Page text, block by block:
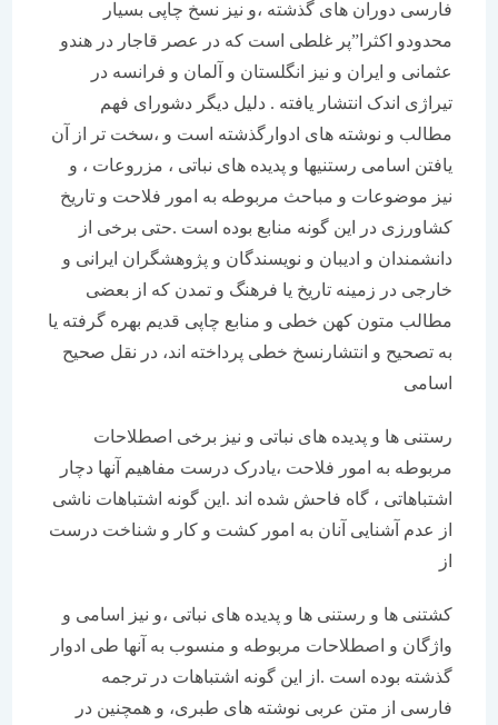
فارسی دوران های گذشته ،و نیز نسخ چاپی بسیار
محدودو اکثرا”پر غلطی است که در عصر قاجار در هندو
عثمانی و ایران و نیز انگلستان و آلمان و فرانسه در
تیراژی اندک انتشار یافته . دلیل دیگر دشورای فهم
مطالب و نوشته های ادوارگذشته است و ،سخت تر از آن
یافتن اسامی رستنیها و پدیده های نباتی ، مزروعات ، و
نیز موضوعات و مباحث مربوطه به امور فلاحت و تاریخ
کشاورزی در این گونه منابع بوده است .حتی برخی از
دانشمندان و ادیبان و نویسندگان و پژوهشگران ایرانی و
خارجی در زمینه تاریخ یا فرهنگ و تمدن که از بعضی
مطالب متون کهن خطی و منابع چاپی قدیم بهره گرفته یا
به تصحیح و انتشارنسخ خطی پرداخته اند، در نقل صحیح
رستنی ها و پدیده های نباتی و نیز برخی اصطلاحات
مربوطه به امور فلاحت ،یادرک درست مفاهیم آنها دچار
اشتباهاتی ، گاه فاحش شده اند .این گونه اشتباهات ناشی
از عدم آشنایی آنان به امور کشت و کار و شناخت درست
کشتنی ها و رستنی ها و پدیده های نباتی ،و نیز اسامی و
واژگان و اصطلاحات مربوطه و منسوب به آنها طی ادوار
گذشته بوده است .از این گونه اشتباهات در ترجمه
فارسی از متن عربی نوشته های طبری، و همچنین در